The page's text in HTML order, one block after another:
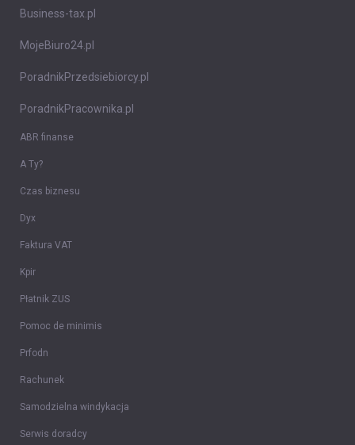
Business-tax.pl
MojeBiuro24.pl
PoradnikPrzedsiebiorcy.pl
PoradnikPracownika.pl
ABR finanse
A Ty?
Czas biznesu
Dyx
Faktura VAT
Kpir
Płatnik ZUS
Pomoc de minimis
Prfodn
Rachunek
Samodzielna windykacja
Serwis doradcy